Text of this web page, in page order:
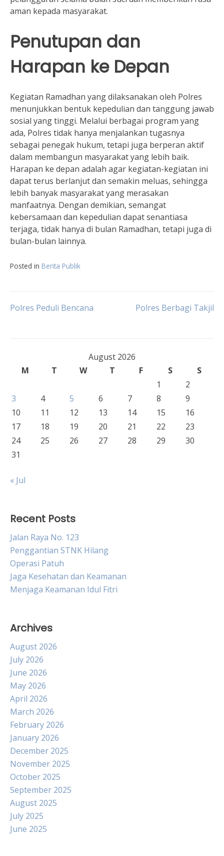
aman kepada masyarakat.
Penutupan dan
Harapan ke Depan
Kegiatan Ramadhan yang dilaksanakan oleh Polres
menunjukkan bentuk kepedulian dan tanggung jawab
sosial yang tinggi. Melalui berbagai program yang
ada, Polres tidak hanya menjalankan tugasnya
sebagai penegak hukum, tetapi juga berperan aktif
dalam membangun masyarakat yang lebih baik.
Harapan ke depan adalah agar kegiatan-kegiatan ini
dapat terus berlanjut dan semakin meluas, sehingga
lebih banyak masyarakat yang merasakan
manfaatnya. Dengan demikian, semangat
kebersamaan dan kepedulian dapat senantiasa
terjaga, tidak hanya di bulan Ramadhan, tetapi juga di
bulan-bulan lainnya.
Posted in Berita Publik
Post
Polres Peduli Bencana Polres Berbagi Takjil
August 2026
M
T W T F S
S
1
2
3
4 5 6 7 8
9
10
11 12 13 14 15
16
17
18 19 20 21 22
23
24
25 26 27 28 29
30
31
« Jul
Recent Posts
Jalan Raya No. 123
Penggantian STNK Hilang
Operasi Patuh
Jaga Kesehatan dan Keamanan
Menjaga Keamanan Idul Fitri
Archives
August 2026
July 2026
June 2026
May 2026
April 2026
March 2026
February 2026
January 2026
December 2025
November 2025
October 2025
September 2025
August 2025
July 2025
June 2025